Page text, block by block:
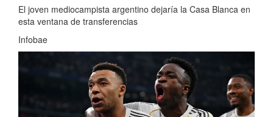
El joven mediocampista argentino dejaría la Casa Blanca en
esta ventana de transferencias
Infobae